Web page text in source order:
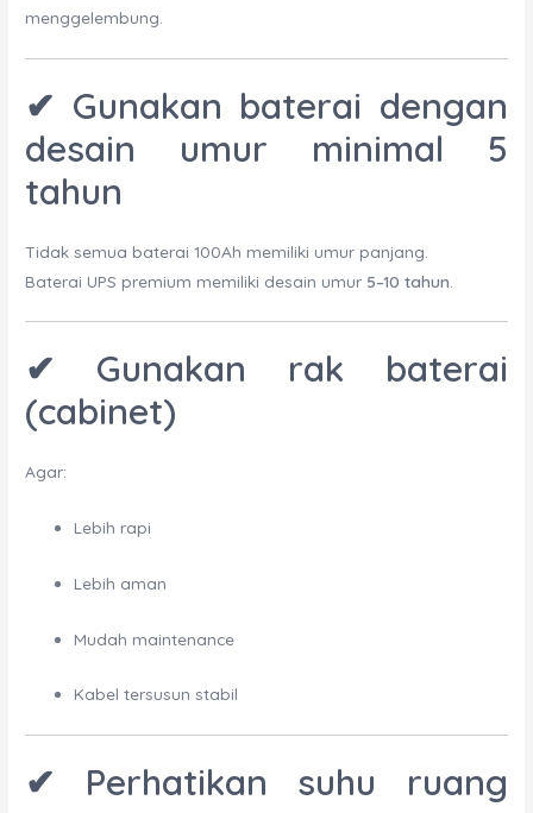
menggelembung.
✔ Gunakan baterai dengan
desain umur minimal 5
tahun
Tidak semua baterai 100Ah memiliki umur panjang.
Baterai UPS premium memiliki desain umur 5–10 tahun
✔ Gunakan rak baterai
(cabinet)
Agar:
Lebih rapi
Lebih aman
Mudah maintenance
Kabel tersusun stabil
✔ Perhatikan suhu ruang